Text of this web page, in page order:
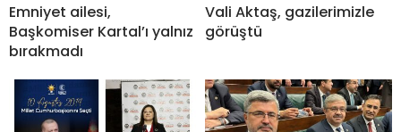
Emniyet ailesi,
Başkomiser Kartal’ı yalnız
bırakmadı
Vali Aktaş, gazilerimizle
görüştü